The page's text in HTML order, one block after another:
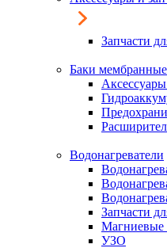
Запчасти
Баки мембранные
Водонагреватели
Запчасти
Магниевые
УЗО